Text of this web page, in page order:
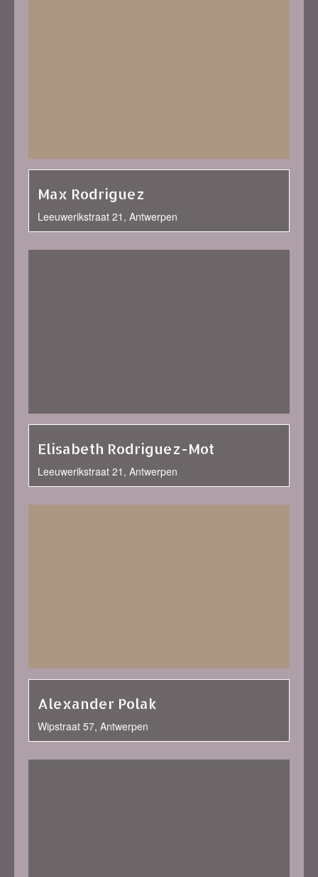
Max Rodriguez
Leeuwerikstraat 21, Antwerpen
Elisabeth Rodriguez-Mot
Leeuwerikstraat 21, Antwerpen
Alexander Polak
Wipstraat 57, Antwerpen